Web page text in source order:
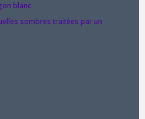
blanc
sombres traitées par un